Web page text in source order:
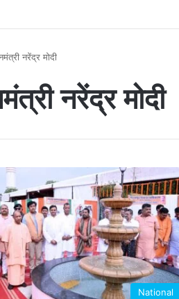
नरेंद्र मोदी
नरेंद्र मोदी
National